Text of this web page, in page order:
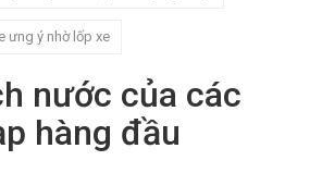
ưng ý nhờ lốp xe
nước của các
hàng đầu